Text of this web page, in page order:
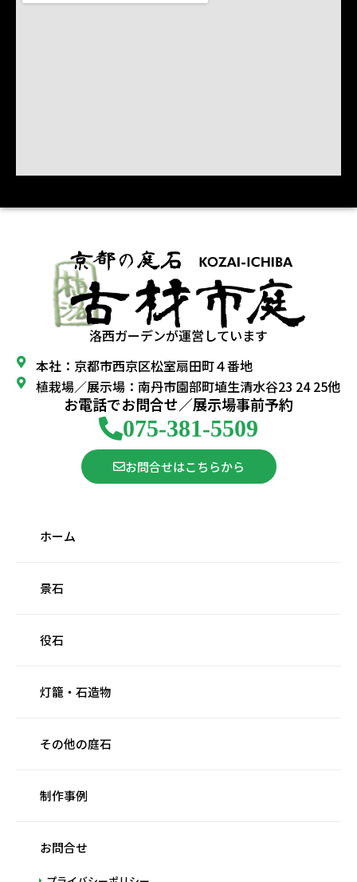
洛西ガーデンが運営しています
本社：京都市西京区松室扇田町４番地
植栽場／展示場：南丹市園部町埴生清水谷23 24 25他
お電話でお問合せ／展示場事前予約
075-381-5509
お問合せはこちらから
ホーム
景石
役石
灯籠・石造物
その他の庭石
制作事例
お問合せ